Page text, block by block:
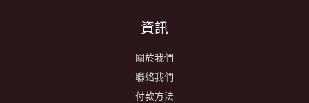
資訊
關於我們
聯絡我們
付款方法